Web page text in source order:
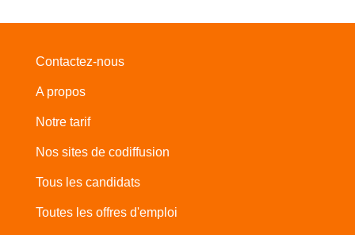
Contactez-nous
A propos
Notre tarif
Nos sites de codiffusion
Tous les candidats
Toutes les offres d'emploi